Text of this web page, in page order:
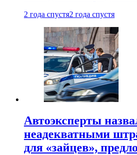
2 года спустя2 года спустя
Автоэксперты
неадекватными
для «зайцев»,